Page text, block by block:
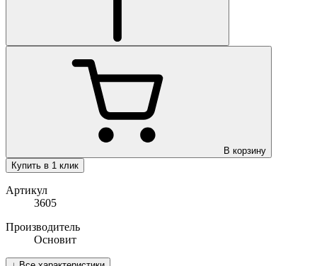
В корзину
Купить в 1 клик
Артикул
3605
Производитель
Основит